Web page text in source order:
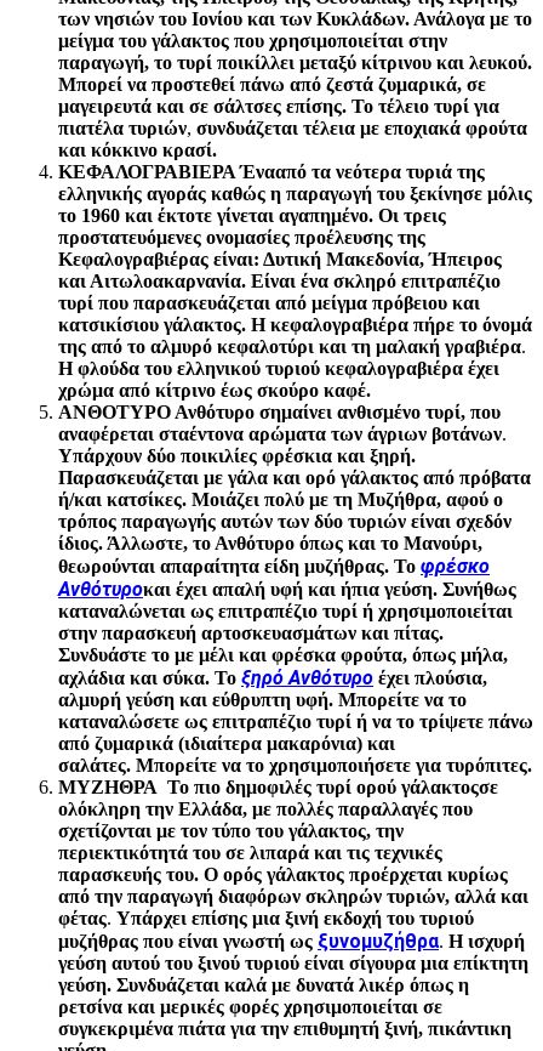
των νησιών του Ιονίου και των Κυκλάδων. Ανάλογα με το
μείγμα του γάλακτος που χρησιμοποιείται στην
παραγωγή, το τυρί ποικίλλει μεταξύ κίτρινου και λευκού.
Μπορεί να προστεθεί πάνω από ζεστά ζυμαρικά, σε
μαγειρευτά και σε σάλτσες επίσης. Το τέλειο τυρί για
πιατέλα τυριών, συνδυάζεται τέλεια με εποχιακά φρούτα
και κόκκινο κρασί.
ΚΕΦΑΛΟΓΡΑΒΙΕΡΑΈνααπό τα νεότερα τυριά της
ελληνικής αγοράς καθώς η παραγωγή του ξεκίνησε μόλις
το 1960 και έκτοτε γίνεται αγαπημένο. Οι τρεις
προστατευόμενες ονομασίες προέλευσης της
Κεφαλογραβιέρας είναι: Δυτική Μακεδονία, Ήπειρος
και Αιτωλοακαρνανία. Είναι ένα σκληρό επιτραπέζιο
τυρί που παρασκευάζεται από μείγμα πρόβειου και
κατσικίσιου γάλακτος. Η κεφαλογραβιέρα πήρε το όνομά
της από το αλμυρό κεφαλοτύρι και τη μαλακή γραβιέρα.
Η φλούδα του ελληνικού τυριού κεφαλογραβιέρα έχει
χρώμα από κίτρινο έως σκούρο καφέ.
ΑΝΘΟΤΥΡΟ Ανθότυρο σημαίνει ανθισμένο τυρί, που
αναφέρεται σταέντονα αρώματα των άγριων βοτάνων.
Υπάρχουν δύο ποικιλίες φρέσκια και ξηρή.
Παρασκευάζεται με γάλα και ορό γάλακτος από πρόβατα
ή/και κατσίκες. Μοιάζει πολύ με τη Μυζήθρα, αφού ο
τρόπος παραγωγής αυτών των δύο τυριών είναι σχεδόν
ίδιος. Άλλωστε, το Ανθότυρο όπως και το Μανούρι,
θεωρούνται απαραίτητα είδη μυζήθρας. Το φρέσκο
Ανθότυροκαι έχει απαλή υφή και ήπια γεύση. Συνήθως
καταναλώνεται ως επιτραπέζιο τυρί ή χρησιμοποιείται
στην παρασκευή αρτοσκευασμάτων και πίτας.
Συνδυάστε το με μέλι και φρέσκα φρούτα, όπως μήλα,
αχλάδια και σύκα. Το ξηρό Ανθότυρο έχει πλούσια,
αλμυρή γεύση και εύθρυπτη υφή. Μπορείτε να το
καταναλώσετε ως επιτραπέζιο τυρί ή να το τρίψετε πάνω
από ζυμαρικά (ιδιαίτερα μακαρόνια) και
σαλάτες. Μπορείτε να το χρησιμοποιήσετε για τυρόπιτες.
ΜΥΖΗΘΡΑ Το πιο δημοφιλές τυρί ορού γάλακτοςσε
ολόκληρη την Ελλάδα, με πολλές παραλλαγές που
σχετίζονται με τον τύπο του γάλακτος, την
περιεκτικότητά του σε λιπαρά και τις τεχνικές
παρασκευής του. Ο ορός γάλακτος προέρχεται κυρίως
από την παραγωγή διαφόρων σκληρών τυριών, αλλά και
φέτας. Υπάρχει επίσης μια ξινή εκδοχή του τυριού
μυζήθρας που είναι γνωστή ως ξυνομυζήθρα. Η ισχυρή
γεύση αυτού του ξινού τυριού είναι σίγουρα μια επίκτητη
γεύση. Συνδυάζεται καλά με δυνατά λικέρ όπως η
ρετσίνα και μερικές φορές χρησιμοποιείται σε
συγκεκριμένα πιάτα για την επιθυμητή ξινή, πικάντικη